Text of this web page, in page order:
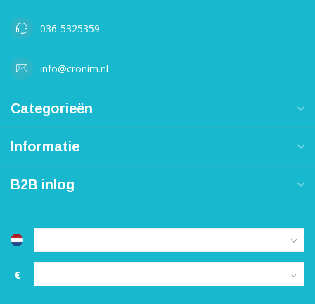
036-5325359
info@cronim.nl
Categorieën
Informatie
B2B inlog
€